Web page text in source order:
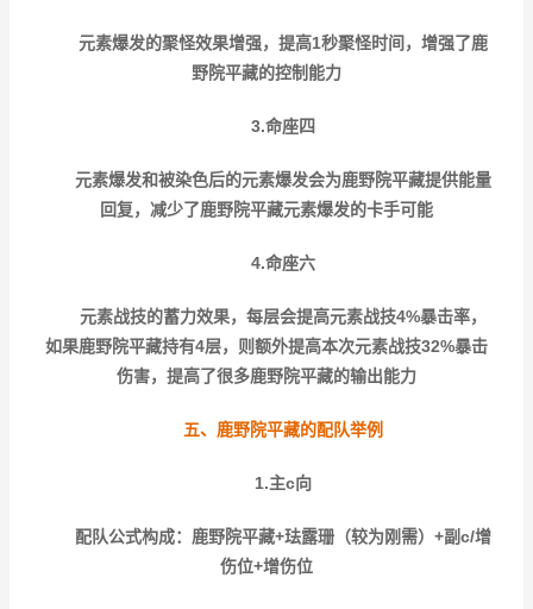
元素爆发的聚怪效果增强，提高1秒聚怪时间，增强了鹿
野院平藏的控制能力
3.命座四
元素爆发和被染色后的元素爆发会为鹿野院平藏提供能量
回复，减少了鹿野院平藏元素爆发的卡手可能
4.命座六
元素战技的蓄力效果，每层会提高元素战技4%暴击率，
如果鹿野院平藏持有4层，则额外提高本次元素战技32%暴击
伤害，提高了很多鹿野院平藏的输出能力
五、鹿野院平藏的配队举例
1.主c向
配队公式构成：鹿野院平藏+珐露珊（较为刚需）+副c/增
伤位+增伤位